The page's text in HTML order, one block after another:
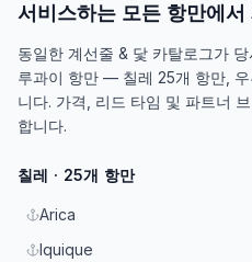
서비스하는 모든 항만에서
동일한 계선줄 & 닻 카탈로그가
루과이 항만 — 칠레 25개 항만,
니다. 가격, 리드 타임 및 파트너
합니다.
칠레 · 25개 항만
Arica
Iquique